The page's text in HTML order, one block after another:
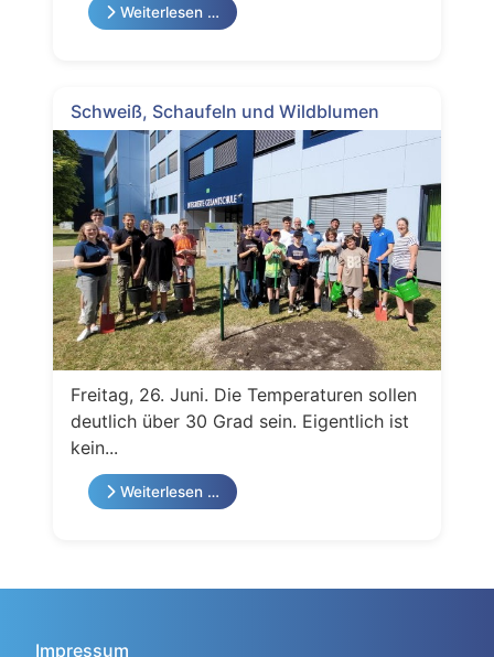
Weiterlesen …
Schweiß, Schaufeln und Wildblumen
Freitag, 26. Juni. Die Temperaturen sollen
deutlich über 30 Grad sein. Eigentlich ist
kein...
Weiterlesen …
Impressum